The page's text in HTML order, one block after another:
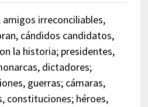
amigos irreconciliables,
cándidos candidatos,
la historia; presidentes,
dictadores;
guerras; cámaras,
constituciones; héroes,